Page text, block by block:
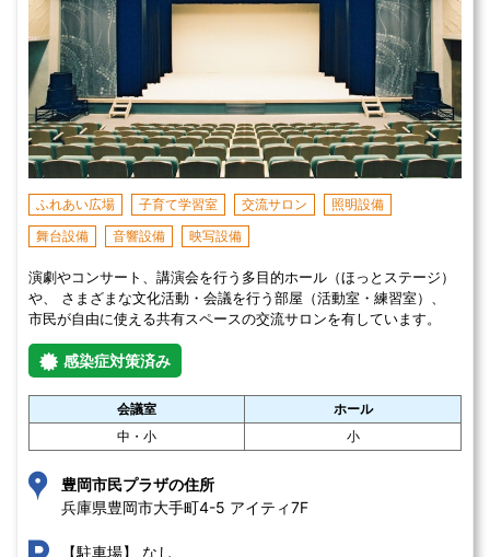
ふれあい広場 子育て学習室 交流サロン
照明設備
舞台設備
音響設備 映写設備
演劇やコンサート、講演会を行う多目的ホール（ほっとステージ）
や、 さまざまな文化活動・会議を行う部屋（活動室・練習室）、
市民が自由に使える共有スペースの交流サロンを有しています。
感染症対策済み
会議室
ホール
中・小
小
豊岡市民プラザの住所
兵庫県豊岡市大手町4-5 アイティ7F
【駐車場】 なし